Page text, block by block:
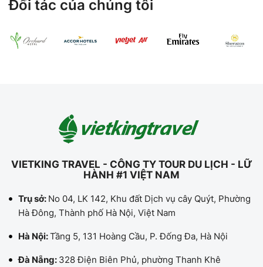
Đối tác của chúng tôi
VIETKING TRAVEL - CÔNG TY TOUR DU LỊCH - LỮ
HÀNH #1 VIỆT NAM
Trụ sở: No 04, LK 142, Khu đất Dịch vụ cây Quýt, Phường
Hà Đông, Thành phố Hà Nội, Việt Nam
Hà Nội:Tầng 5, 131 Hoàng Cầu, P. Đống Đa, Hà Nội
Đà Nẵng: 328 Điện Biên Phủ, phường Thanh Khê